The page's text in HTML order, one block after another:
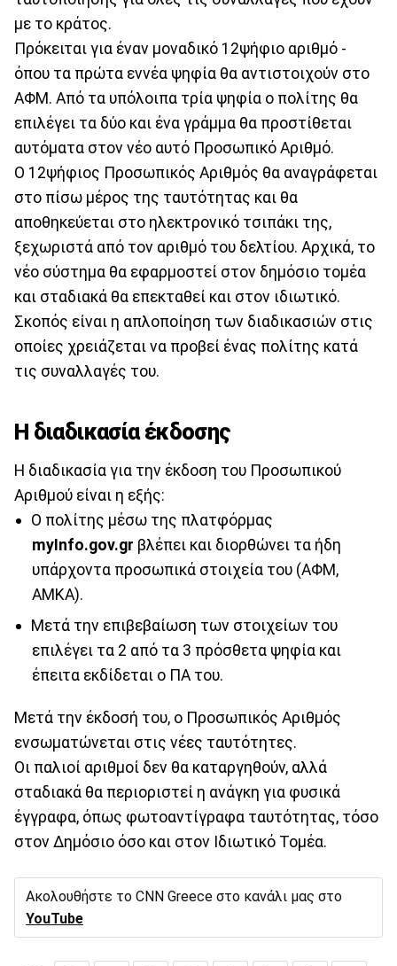
με το κράτος.
Πρόκειται για έναν μοναδικό 12ψήφιο αριθμό -
όπου τα πρώτα εννέα ψηφία θα αντιστοιχούν στο
ΑΦΜ. Από τα υπόλοιπα τρία ψηφία ο πολίτης θα
επιλέγει τα δύο και ένα γράμμα θα προστίθεται
αυτόματα στον νέο αυτό Προσωπικό Αριθμό.
Ο 12ψήφιος Προσωπικός Αριθμός θα αναγράφεται
στο πίσω μέρος της ταυτότητας και θα
αποθηκεύεται στο ηλεκτρονικό τσιπάκι της,
ξεχωριστά από τον αριθμό του δελτίου. Αρχικά, το
νέο σύστημα θα εφαρμοστεί στον δημόσιο τομέα
και σταδιακά θα επεκταθεί και στον ιδιωτικό.
Σκοπός είναι η απλοποίηση των διαδικασιών στις
οποίες χρειάζεται να προβεί ένας πολίτης κατά
τις συναλλαγές του.
Η διαδικασία έκδοσης
Η διαδικασία για την έκδοση του Προσωπικού
Αριθμού είναι η εξής:
Ο πολίτης μέσω της πλατφόρμας
myInfo.gov.gr βλέπει και διορθώνει τα ήδη
υπάρχοντα προσωπικά στοιχεία του (ΑΦΜ,
ΑΜΚΑ).
Μετά την επιβεβαίωση των στοιχείων του
επιλέγει τα 2 από τα 3 πρόσθετα ψηφία και
έπειτα εκδίδεται ο ΠΑ του.
Μετά την έκδοσή του, ο Προσωπικός Αριθμός
ενσωματώνεται στις νέες ταυτότητες.
Οι παλιοί αριθμοί δεν θα καταργηθούν, αλλά
σταδιακά θα περιοριστεί η ανάγκη για φυσικά
έγγραφα, όπως φωτοαντίγραφα ταυτότητας, τόσο
στον Δημόσιο όσο και στον Ιδιωτικό Τομέα.
Ακολουθήστε το CNN Greece στο κανάλι μας στο
YouTube